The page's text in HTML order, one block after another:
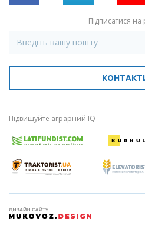
Підписатися на
Підвищуйте аграрний IQ